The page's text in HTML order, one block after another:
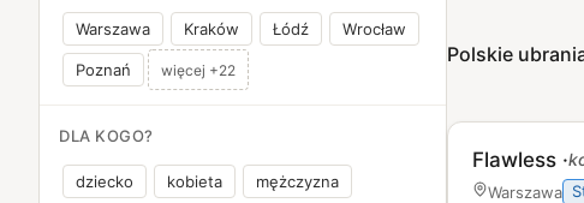
Warszawa Kraków Łódź Wrocław
Poznań więcej +22
DLA KOGO?
dziecko kobieta mężczyzna
Polskie
Flawless ·
Warszawa